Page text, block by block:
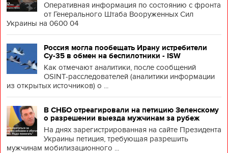
Оперативная информация по состоянию с фронта
от Генерального Штаба Вооруженных Сил
Украины на 0600 04
Россия могла пообещать Ирану истребители
Су-35 в обмен на беспилотники - ISW
Как отмечают аналитики, после сообщений
OSINT-расследователей (аналитики информации
из открытых источников) о ...
В СНБО отреагировали на петицию Зеленскому
о разрешении выезда мужчинам за рубеж
На днях зарегистрированная на сайте Президента
Украины петиция, требующая разрешить
мужчинам мобилизационного ...